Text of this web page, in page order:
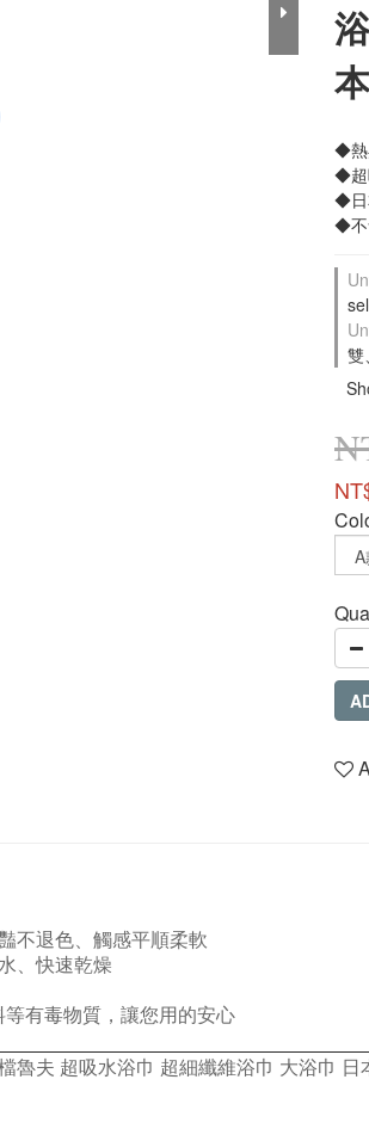
◆熱
◆超
◆日
◆不
雙
不退色、觸感平順柔軟
、快速乾燥
有毒物質，讓您用的安心
魯夫 超吸水浴巾 超細纖維浴巾 大浴巾 日